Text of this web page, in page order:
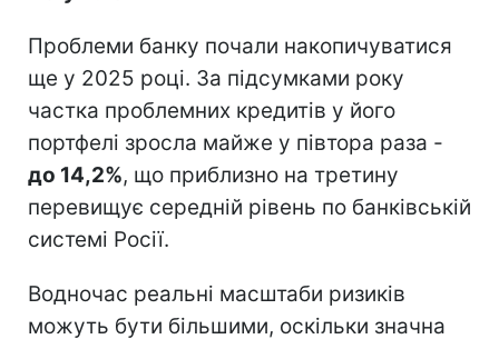
Проблеми банку почали накопичуватися
ще у 2025 році. За підсумками року
частка проблемних кредитів у його
портфелі зросла майже у півтора раза -
до 14,2%, що приблизно на третину
перевищує середній рівень по банківській
системі Росії.
Водночас реальні масштаби ризиків
можуть бути більшими, оскільки значна